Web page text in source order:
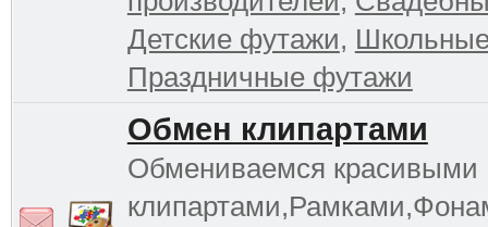
Детские футажи,
Праздничные футажи
Обмен клипартами
Обмениваемся красивыми